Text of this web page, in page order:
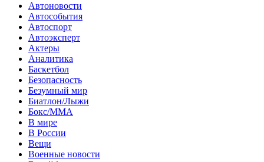
Автоновости
Автособытия
Автоспорт
Автоэксперт
Актеры
Аналитика
Баскетбол
Безопасность
Безумный мир
Биатлон/Лыжи
Бокс/MMA
В мире
В России
Вещи
Военные новости